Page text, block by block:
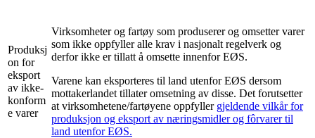
Produksj
on for
eksport
av ikke-
konform
e varer
Virksomheter og fartøy som produserer og omsetter varer
som ikke oppfyller alle krav i nasjonalt regelverk og
derfor ikke er tillatt å omsette innenfor EØS.
Varene kan eksporteres til land utenfor EØS dersom
mottakerlandet tillater omsetning av disse. Det forutsetter
at virksomhetene/fartøyene oppfyller gjeldende vilkår for
produksjon og eksport av næringsmidler og fôrvarer til
land utenfor EØS.